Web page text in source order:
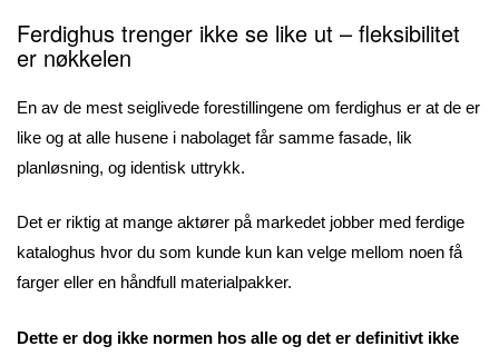
Ferdighus trenger ikke se like ut – fleksibilitet
er nøkkelen
En av de mest seiglivede forestillingene om ferdighus er at de er
like og at alle husene i nabolaget får samme fasade, lik
planløsning, og identisk uttrykk.
Det er riktig at mange aktører på markedet jobber med ferdige
kataloghus hvor du som kunde kun kan velge mellom noen få
farger eller en håndfull materialpakker.
Dette er dog ikke normen hos alle og det er definitivt ikke